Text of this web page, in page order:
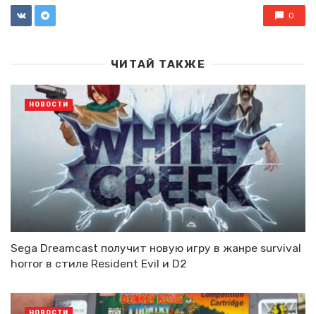
0
ЧИТАЙ ТАКЖЕ
Sega Dreamcast получит новую игру в жанре survival
horror в стиле Resident Evil и D2
НОВОСТИ
НОВОСТИ